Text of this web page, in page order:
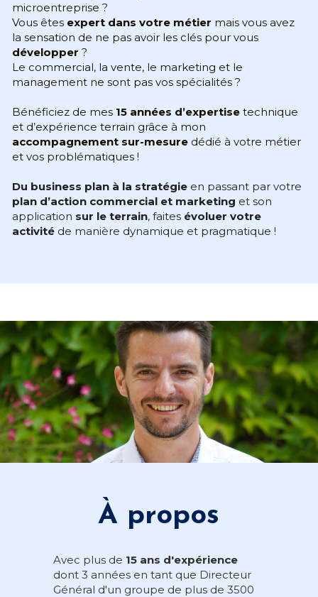
microentreprise ?
Vous êtes expert dans votre métier mais vous avez
la sensation de ne pas avoir les clés pour vous
développer ?
Le commercial, la vente, le marketing et le
management ne sont pas vos spécialités ?
Bénéficiez de mes 15 années d’expertise technique
accompagnement sur-mesure dédié à votre métier
et vos problématiques !
Du business plan à la stratégie
plan d’action commercial et marketing et son
application sur le terrain, faites évoluer votre
activité de manière dynamique et pragmatique !
À propos
Avec plus de 15 ans d'expérience
dont 3 années en tant que Directeur
Général d'un groupe de plus de 3500